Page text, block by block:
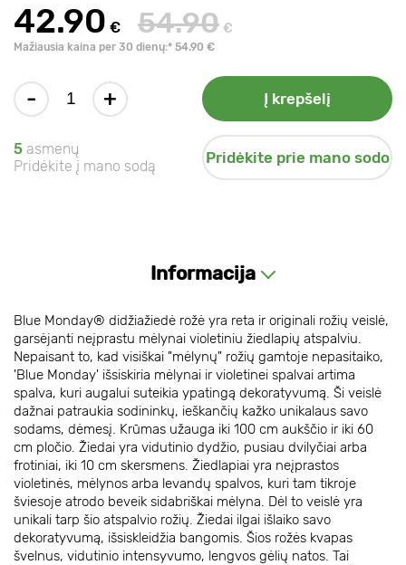
42.90 € 54.90 €
Mažiausia kaina per 30 dienų:* 54.90 €
- + Į krepšelį
5 asmenų
Pridėkite į mano sodą
Pridėkite prie mano sodo
Informacija
Blue Monday® didžiažiedė rožė yra reta ir originali rožių veislė,
garsėjanti neįprastu mėlynai violetiniu žiedlapių atspalviu.
Nepaisant to, kad visiškai "mėlynų" rožių gamtoje nepasitaiko,
'Blue Monday' išsiskiria mėlynai ir violetinei spalvai artima
spalva, kuri augalui suteikia ypatingą dekoratyvumą. Ši veislė
dažnai patraukia sodininkų, ieškančių kažko unikalaus savo
sodams, dėmesį. Krūmas užauga iki 100 cm aukščio ir iki 60
cm pločio. Žiedai yra vidutinio dydžio, pusiau dvilyčiai arba
frotiniai, iki 10 cm skersmens. Žiedlapiai yra neįprastos
violetinės, mėlynos arba levandų spalvos, kuri tam tikroje
šviesoje atrodo beveik sidabriškai mėlyna. Dėl to veislė yra
unikali tarp šio atspalvio rožių. Žiedai ilgai išlaiko savo
dekoratyvumą, išsiskleidžia bangomis. Šios rožės kvapas
švelnus, vidutinio intensyvumo, lengvos gėlių natos. Tai